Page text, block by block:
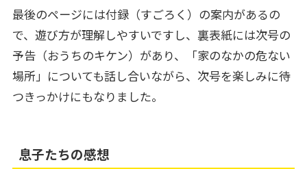
最後のページには付録（すごろく）の案内があるの
で、遊び方が理解しやすいですし、裏表紙には次号の
予告（おうちのキケン）があり、「家のなかの危ない
場所」についても話し合いながら、次号を楽しみに待
つきっかけにもなりました。
息子たちの感想